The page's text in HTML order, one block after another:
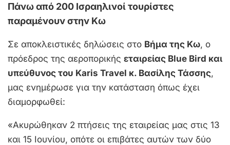
Πάνω από 200 Ισραηλινοί τουρίστες
παραμένουν στην Κω
Σε αποκλειστικές δηλώσεις στο Βήμα της Κω, ο
πρόεδρος της αεροπορικής εταιρείας Blue Bird και
υπεύθυνος του Karis Travel κ. Βασίλης Τάσσης,
μας ενημέρωσε για την κατάσταση όπως έχει
διαμορφωθεί:
«Ακυρώθηκαν 2 πτήσεις της εταιρείας μας στις 13
και 15 Ιουνίου, οπότε οι επιβάτες αυτών των δύο